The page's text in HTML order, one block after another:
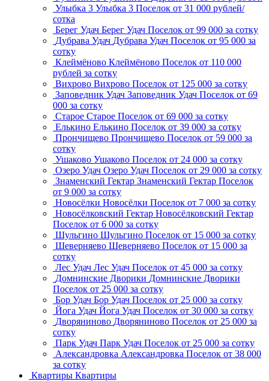
Улыбка 3 Улыбка 3 Поселок от 31 000 рублей/
сотка
Берег Удач Берег Удач Поселок от 99 000 за сотку
Дубрава Удач Дубрава Удач Поселок от 95 000 за
сотку
Клеймёново Клеймёново Поселок от 110 000
рублей за сотку
Вихрово Вихрово Поселок от 125 000 за сотку
Заповедник Удач Заповедник Удач Поселок от 69
000 за сотку
Старое Старое Поселок от 69 000 за сотку
Елькино Елькино Поселок от 39 000 за сотку
Прончищево Прончищево Поселок от 59 000 за
сотку
Ушаково Ушаково Поселок от 24 000 за сотку
Озеро Удач Озеро Удач Поселок от 29 000 за сотку
Знаменский Гектар Знаменский Гектар Поселок
от 9 000 за сотку
Новосёлки Новосёлки Поселок от 7 000 за сотку
Новосёлковский Гектар Новосёлковский Гектар
Поселок от 6 000 за сотку
Шульгино Шульгино Поселок от 15 000 за сотку
Шеверняево Шеверняево Поселок от 15 000 за
сотку
Лес Удач Лес Удач Поселок от 45 000 за сотку
Домнинские Дворики Домнинские Дворики
Поселок от 25 000 за сотку
Бор Удач Бор Удач Поселок от 25 000 за сотку
Йога Удач Йога Удач Поселок от 30 000 за сотку
Дворяниново Дворяниново Поселок от 25 000 за
сотку
Парк Удач Парк Удач Поселок от 25 000 за сотку
Александровка Александровка Поселок от 38 000
за сотку
Квартиры Квартиры